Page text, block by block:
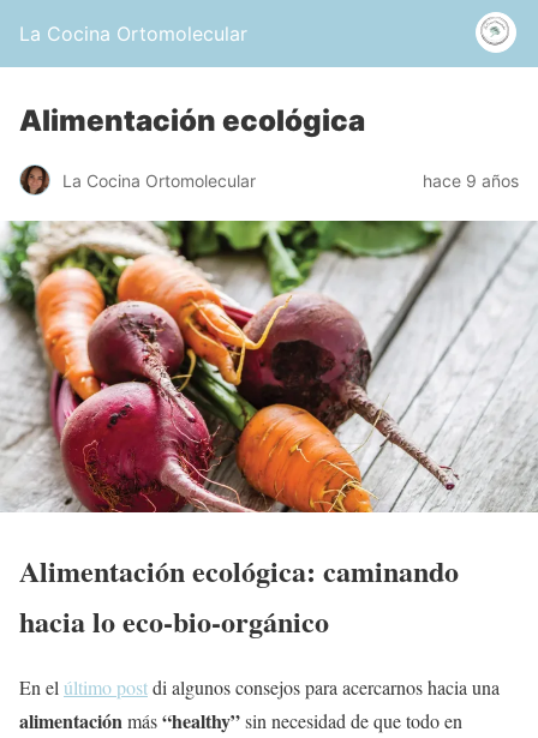
La Cocina Ortomolecular
Alimentación ecológica
La Cocina Ortomolecular hace 9 años
Alimentación ecológica: caminando
hacia lo eco-bio-orgánico
En el último postdi algunos consejos para acercarnos hacia una
alimentación más“healthy”sin necesidad de que todo en